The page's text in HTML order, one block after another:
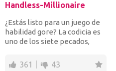
Handless-Millionaire
¿Estás listo para un juego de
habilidad gore? La codicia es
uno de los siete pecados,
361 43